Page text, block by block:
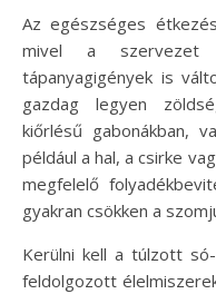
Az egészséges
mivel a szervezet
tápanyagigények is
gazdag legyen
kiőrlésű gabonákban,
például a hal, a csirke
megfelelő
gyakran csökken a
Kerülni kell a túlzott
feldolgozott